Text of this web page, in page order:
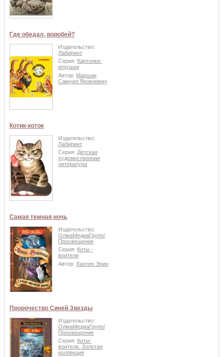
Где обедал, воробей?
Издательство:
Лабиринт
Серия: Картонки-
игрушки
Автор: Маршак
Самуил Яковлевич
Котик-коток
Издательство:
Лабиринт
Серия: Детская
художественная
литература
Самая темная ночь
Издательство:
ОлмаМедиаГрупп/
Просвещение
Серия: Коты -
воители
Автор: Хантер Эрин
Пророчество Синей Звезды
Издательство:
ОлмаМедиаГрупп/
Просвещение
Серия: Коты-
воители. Золотая
коллекция